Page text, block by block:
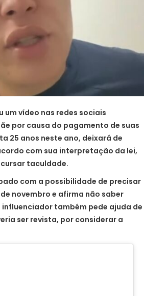
um vídeo nas redes sociais
por causa do pagamento de suas
25 anos neste ano, deixará de
com sua interpretação da lei,
taculdade.
com a possibilidade de precisar
novembro e afirma não saber
também pede ajuda de
ser revista, por considerar a